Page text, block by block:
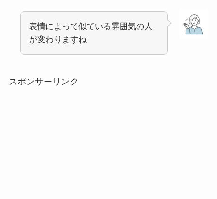
表情によって似ている雰囲気の人
が変わりますね
スポンサーリンク